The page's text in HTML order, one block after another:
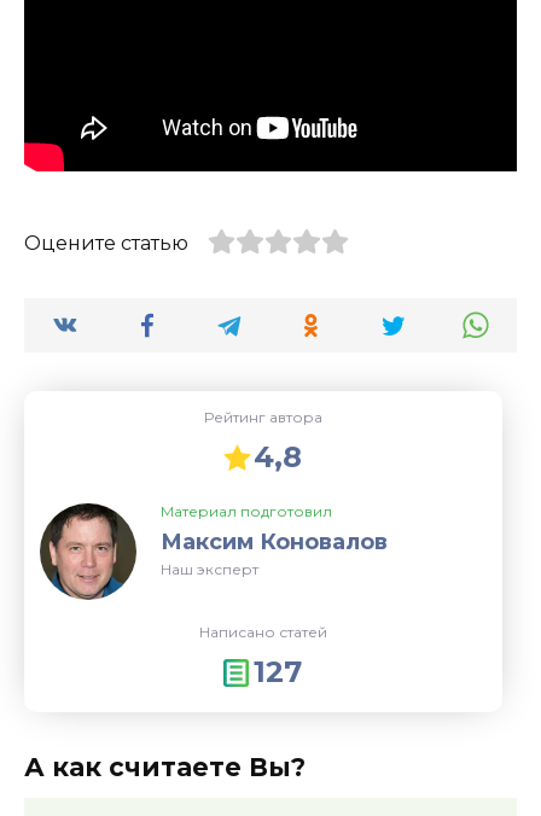
Оцените статью
Рейтинг автора
4,8
Материал подготовил
Максим Коновалов
Наш эксперт
Написано статей
127
А как считаете Вы?